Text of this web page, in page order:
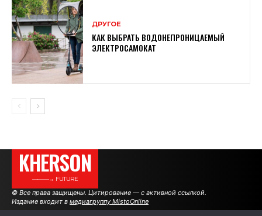
ДРУГОЕ
КАК ВЫБРАТЬ ВОДОНЕПРОНИЦАЕМЫЙ
ЭЛЕКТРОСАМОКАТ
KHERSON
———→ FUTURE
© Все права защищены. Цитирование — с активной ссылкой.
Издание входит в медиагруппу MistoOnline